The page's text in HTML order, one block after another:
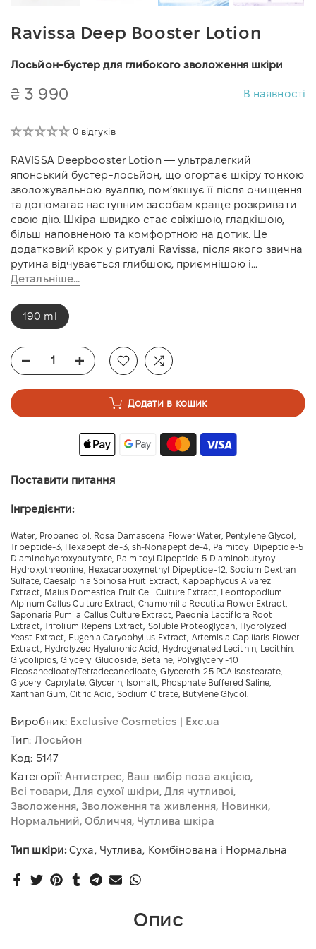
Ravissa Deep Booster Lotion
Лосьйон-бустер для глибокого зволоження шкіри
₴ 3 990 В наявності
0 відгуків
RAVISSA Deepbooster Lotion — ультралегкий
японський бустер-лосьйон, що огортає шкіру тонкою
зволожувальною вуаллю, пом’якшує її після очищення
та допомагає наступним засобам краще розкривати
свою дію. Шкіра швидко стає свіжішою, гладкішою,
більш наповненою та комфортною на дотик. Це
додатковий крок у ритуалі Ravissa, після якого звична
рутина відчувається глибшою, приємнішою і...
Детальніше...
190 ml
Додати в кошик
Поставити питання
Інгредієнти:
Water, Propanediol, Rosa Damascena Flower Water, Pentylene Glycol,
Tripeptide-3, Hexapeptide-3, sh-Nonapeptide-4, Palmitoyl Dipeptide-5
Diaminohydroxybutyrate, Palmitoyl Dipeptide-5 Diaminobutyroyl
Hydroxythreonine, Hexacarboxymethyl Dipeptide-12, Sodium Dextran
Sulfate, Caesalpinia Spinosa Fruit Extract, Kappaphycus Alvarezii
Extract, Malus Domestica Fruit Cell Culture Extract, Leontopodium
Alpinum Callus Culture Extract, Chamomilla Recutita Flower Extract,
Saponaria Pumila Callus Culture Extract, Paeonia Lactiflora Root
Extract, Trifolium Repens Extract, Soluble Proteoglycan, Hydrolyzed
Yeast Extract, Eugenia Caryophyllus Extract, Artemisia Capillaris Flower
Extract, Hydrolyzed Hyaluronic Acid, Hydrogenated Lecithin, Lecithin,
Glycolipids, Glyceryl Glucoside, Betaine, Polyglyceryl-10
Eicosanedioate/Tetradecanedioate, Glycereth-25 PCA Isostearate,
Glyceryl Caprylate, Glycerin, Isomalt, Phosphate Buffered Saline,
Xanthan Gum, Citric Acid, Sodium Citrate, Butylene Glycol.
Виробник: Exclusive Cosmetics | Exc.ua
Тип: Лосьйон
Код: 5147
Категорії:Антистрес Ваш вибір поза акцією
Всі товари Для сухої шкіри Для чутливої
Зволоження Зволоження та живлення Новинки
Нормальний Обличчя Чутлива шкіра
Тип шкіри:Суха, Чутлива, Комбінована і Нормальна
Опис